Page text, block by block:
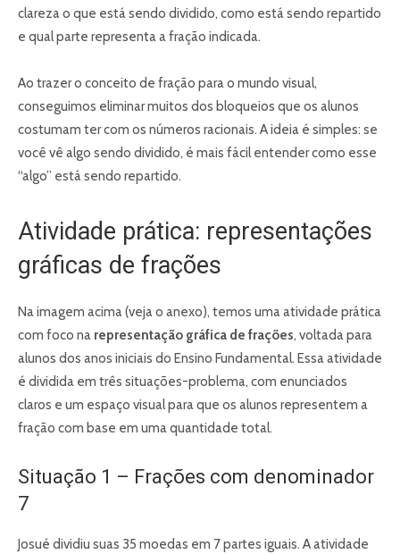
clareza o que está sendo dividido, como está sendo repartido
e qual parte representa a fração indicada.
Ao trazer o conceito de fração para o mundo visual,
conseguimos eliminar muitos dos bloqueios que os alunos
costumam ter com os números racionais. A ideia é simples: se
você vê algo sendo dividido, é mais fácil entender como esse
“algo” está sendo repartido.
Atividade prática: representações
gráficas de frações
Na imagem acima (veja o anexo), temos uma atividade prática
com foco na representação gráfica de frações, voltada para
alunos dos anos iniciais do Ensino Fundamental. Essa atividade
é dividida em três situações-problema, com enunciados
claros e um espaço visual para que os alunos representem a
fração com base em uma quantidade total.
Situação 1 – Frações com denominador
7
Josué dividiu suas 35 moedas em 7 partes iguais. A atividade